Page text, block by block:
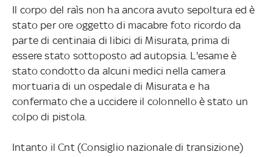
Il corpo del raìs non ha ancora avuto sepoltura ed è
stato per ore oggetto di macabre foto ricordo da
parte di centinaia di libici di Misurata, prima di
essere stato sottoposto ad autopsia. L'esame è
stato condotto da alcuni medici nella camera
mortuaria di un ospedale di Misurata e ha
confermato che a uccidere il colonnello è stato un
colpo di pistola.
Intanto il Cnt (Consiglio nazionale di transizione)